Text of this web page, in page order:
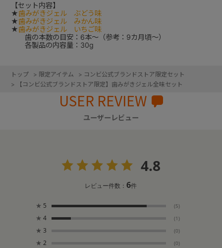
【セット内容】
★歯みがきジェル ぶどう味
★歯みがきジェル みかん味
★歯みがきジェル いちご味
歯の本数の目安：6本～（参考：9カ月頃～）
各製品の内容量：30g
トップ > 限定アイテム > コンビ公式ブランドストア限定セット
>
【コンビ公式ブランドストア限定】歯みがきジェル全味セット
USER REVIEW
ユーザーレビュー
4.8
レビュー件数：6件
★ 5 (5)
★ 4 (1)
★ 3 (0)
★ 2 (0)